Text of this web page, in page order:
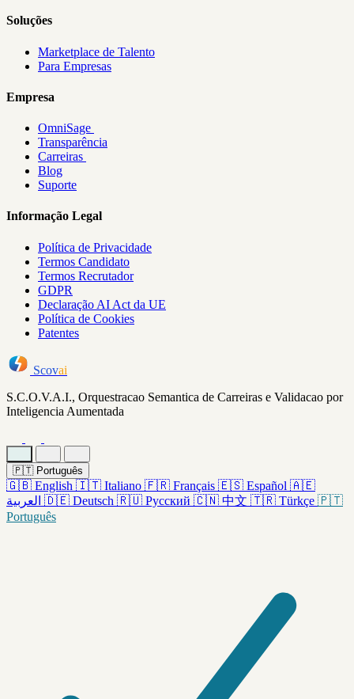
Soluções
Marketplace de Talento
Para Empresas
Empresa
OmniSage
Transparência
Carreiras
Blog
Suporte
Informação Legal
Política de Privacidade
Termos Candidato
Termos Recrutador
GDPR
Declaração AI Act da UE
Política de Cookies
Patentes
Scovai
S.C.O.V.A.I., Orquestracao Semantica de Carreiras e Validacao por
Inteligencia Aumentada
🇵🇹 Português
🇬🇧 English 🇮🇹 Italiano 🇫🇷 Français 🇪🇸 Español 🇦🇪
العربية 🇩🇪 Deutsch 🇷🇺 Русский 🇨🇳 中文 🇹🇷 Türkçe 🇵🇹
Português